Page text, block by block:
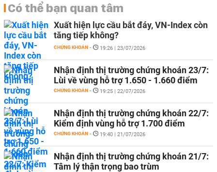
Có thể bạn quan tâm
Xuất hiện lực cầu bắt đáy, VN-Index còn
tăng tiếp không?
CHỨNG KHOÁN - 19:26 | 23/07/2026
Nhận định thị trường chứng khoán 23/7:
Lùi về vùng hỗ trợ 1.650 - 1.660 điểm
CHỨNG KHOÁN - 19:25 | 22/07/2026
Nhận định thị trường chứng khoán 22/7:
Kiểm định vùng hỗ trợ 1.700 điểm
CHỨNG KHOÁN - 19:40 | 21/07/2026
Nhận định thị trường chứng khoán 21/7:
Tâm lý thận trọng bao trùm